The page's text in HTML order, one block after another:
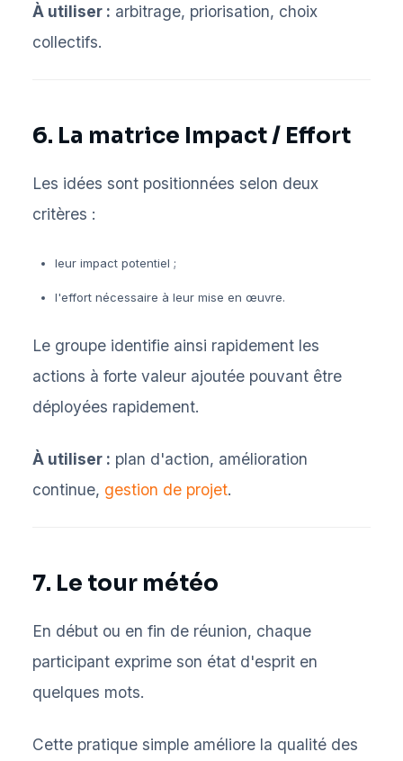
À utiliser : arbitrage, priorisation, choix
collectifs.
6. La matrice Impact / Effort
Les idées sont positionnées selon deux
critères :
leur impact potentiel ;
l'effort nécessaire à leur mise en œuvre.
Le groupe identifie ainsi rapidement les
actions à forte valeur ajoutée pouvant être
déployées rapidement.
À utiliser : plan d'action, amélioration
continue, gestion de projet.
7. Le tour météo
En début ou en fin de réunion, chaque
participant exprime son état d'esprit en
quelques mots.
Cette pratique simple améliore la qualité des